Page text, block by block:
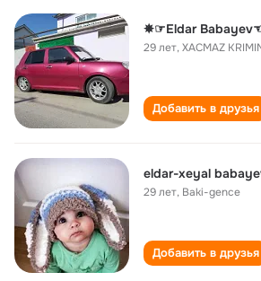
✵☞Eldar
29 лет,XACMAZ
Добавить в друзья
eldar-xeyal
29 лет, Baki-gence
Добавить в друзья